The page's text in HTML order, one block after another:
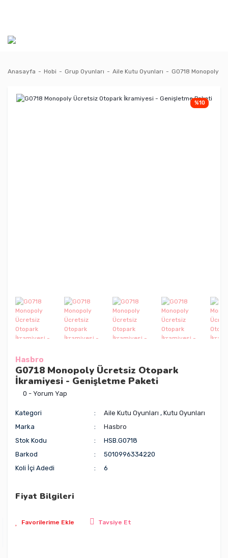
Anasayfa Hobi Grup Oyunları Aile Kutu Oyunları G0718 Monopoly
%10
Hasbro
G0718 Monopoly Ücretsiz Otopark
İkramiyesi - Genişletme Paketi
0 - Yorum Yap
Kategori Aile Kutu Oyunları ,Kutu Oyunları
Marka
Hasbro
Stok Kodu
HSB.G0718
Barkod
5010996334220
Koli İçi Adedi
6
Fiyat Bilgileri
Tavsiye Et